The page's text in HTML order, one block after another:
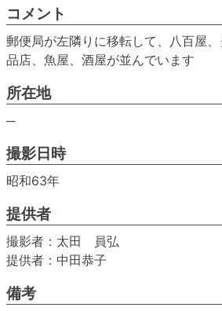
コメント
郵便局が左隣りに移転して、八百屋
品店、魚屋、酒屋が並んでいます
所在地
─
撮影日時
昭和63年
提供者
撮影者：太田 員弘
提供者：中田恭子
備考